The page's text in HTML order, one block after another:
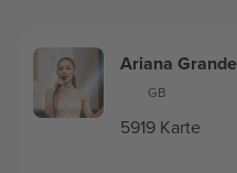
Ariana Grande
GB
5919 Karte